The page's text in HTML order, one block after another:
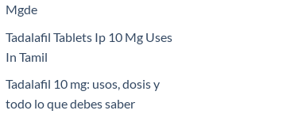
Mgde
Tadalafil Tablets Ip 10 Mg Uses
In Tamil
Tadalafil 10 mg: usos, dosis y
todo lo que debes saber